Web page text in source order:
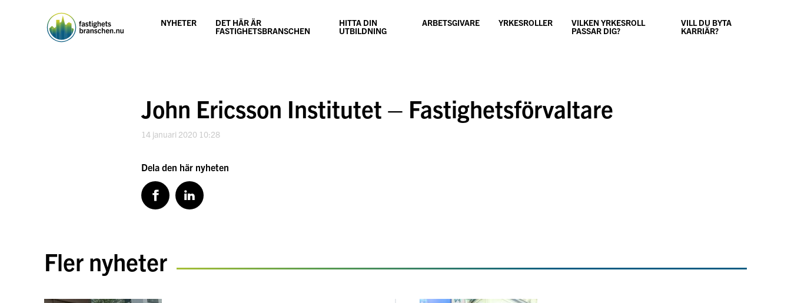
NYHETER DET HÄR ÄR
FASTIGHETSBRANSCHEN
HITTA DIN
UTBILDNING
ARBETSGIVARE YRKESROLLER VILKEN YRKESROLL
PASSAR DIG?
VILL DU BYTA
KARRIÄR?
John Ericsson Institutet – Fastighetsförvaltare
14 januari 2020 10:28
Dela den här nyheten
Fler nyheter